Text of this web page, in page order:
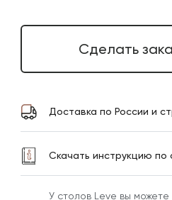
Сделать
Доставка по России и
Скачать инструкцию по
У столов Leve вы можете